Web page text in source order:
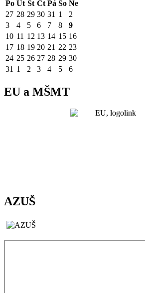
Po Út St Čt Pá So Ne
27 28 29 30 31 1
2
3
4 5 6 7 8
9
10 11 12 13 14 15 16
17 18 19 20 21 22 23
24 25 26 27 28 29 30
31 1 2 3 4 5 6
EU a MŠMT
AZUŠ